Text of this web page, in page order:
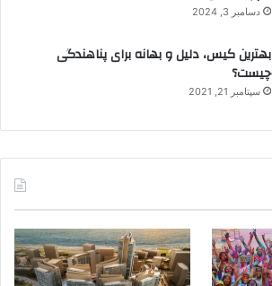
دسامبر 3, 2024
بهترین کیس، دلیل و بهانه برای پناهندگی
چیست؟
سپتامبر 21, 2021